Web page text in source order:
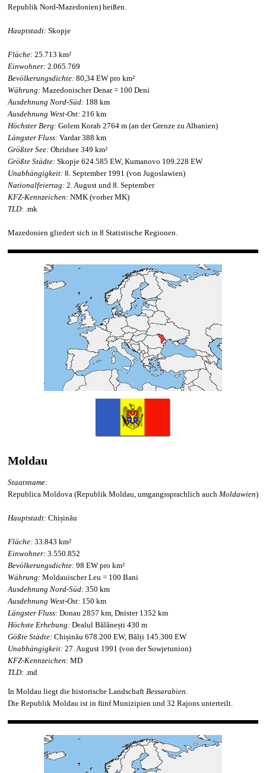
Republik Nord-Mazedonien) heißen.
Hauptstadt: Skopje
Fläche: 25.713 km²
Einwohner: 2.065.769
Bevölkerungsdichte: 80,34 EW pro km²
Währung: Mazedonischer Denar = 100 Deni
Ausdehnung Nord-Süd: 188 km
Ausdehnung West-Ost: 216 km
Höchster Berg: Golem Korab 2764 m (an der Grenze zu Albanien)
Längster Fluss: Vardar 388 km
Größter See: Ohridsee 349 km²
Größte Städte: Skopje 624.585 EW, Kumanovo 109.228 EW
Unabhängigkeit: 8. September 1991 (von Jugoslawien)
Nationalfeiertag: 2. August und 8. September
KFZ-Kennzeichen: NMK (vorher MK)
TLD: .mk
Mazedonien gliedert sich in 8 Statistische Regionen.
Moldau
Staatsname:
Republica Moldova (Republik Moldau, umgangssprachlich auch Moldawien)
Hauptstadt: Chișinău
Fläche: 33.843 km²
Einwohner: 3.550.852
Bevölkerungsdichte: 98 EW pro km²
Währung: Moldauischer Leu = 100 Bani
Ausdehnung Nord-Süd: 350 km
Ausdehnung West-Ost: 150 km
Längster Fluss: Donau 2857 km, Dnister 1352 km
Höchste Erhebung: Dealul Bălănești 430 m
Gößte Städte: Chișinău 678.200 EW, Bălți 145.300 EW
Unabhängigkeit: 27. August 1991 (von der Sowjetunion)
KFZ-Kennzeichen: MD
TLD: .md
In Moldau liegt die historische Landschaft Bessarabien
Die Republik Moldau ist in fünf Munizipien und 32 Rajons unterteilt.